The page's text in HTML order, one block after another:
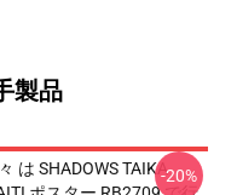
製品
は SHADOWS TAIKA-20%